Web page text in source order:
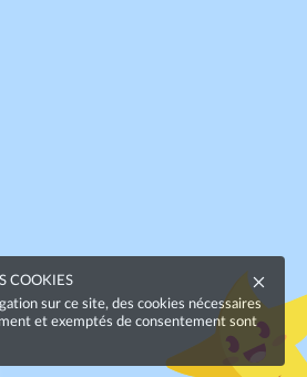
COOKIES
sur ce site, des cookies nécessaires
et exemptés de consentement sont